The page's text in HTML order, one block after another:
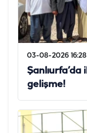
03-08-2026 16:28
gelişme!